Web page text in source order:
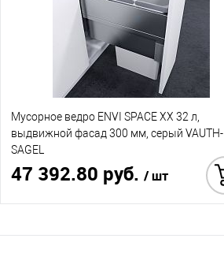
Мусорное ведро ENVI SPACE XX 32 л,
выдвижной фасад 300 мм, серый VAUTH-
SAGEL
47 392.80 руб. / шт